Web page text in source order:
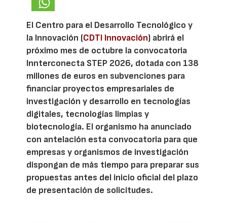
El Centro para el Desarrollo Tecnológico y
la Innovación (CDTI Innovación) abrirá el
próximo mes de octubre la convocatoria
Innterconecta STEP 2026, dotada con 138
millones de euros en subvenciones para
financiar proyectos empresariales de
investigación y desarrollo en tecnologías
digitales, tecnologías limpias y
biotecnología. El organismo ha anunciado
con antelación esta convocatoria para que
empresas y organismos de investigación
dispongan de más tiempo para preparar sus
propuestas antes del inicio oficial del plazo
de presentación de solicitudes.